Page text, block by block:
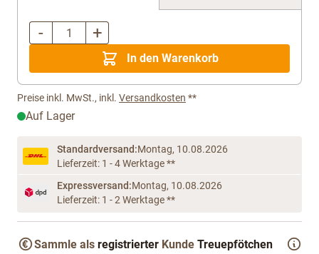
Menge
- +
In den Warenkorb
Preise inkl. MwSt., inkl. Versandkosten **
Auf Lager
Standardversand:Montag, 10.08.2026
Lieferzeit: 1 - 4 Werktage **
Expressversand:Montag, 10.08.2026
Lieferzeit: 1 - 2 Werktage **
Sammle als registrierterKunde Treuepfötchen